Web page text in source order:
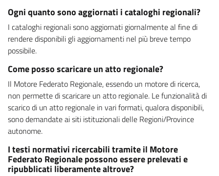
Ogni quanto sono aggiornati i cataloghi regionali?
I cataloghi regionali sono aggiornati giornalmente al fine di
rendere disponibili gli aggiornamenti nel più breve tempo
possibile.
Come posso scaricare un atto regionale?
Il Motore Federato Regionale, essendo un motore di ricerca,
non permette di scaricare un atto regionale. Le funzionalità di
scarico di un atto regionale in vari formati, qualora disponibili,
sono demandate ai siti istituzionali delle Regioni/Province
autonome.
I testi normativi ricercabili tramite il Motore
Federato Regionale possono essere prelevati e
ripubblicati liberamente altrove?